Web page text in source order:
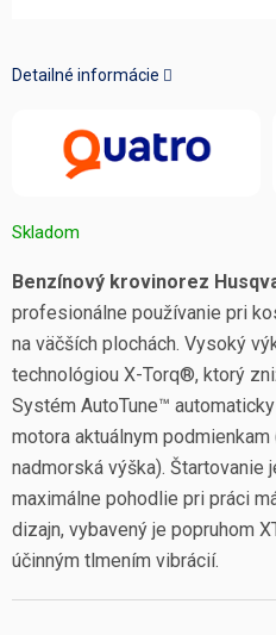
Skladom
Benzínový krovinorez
profesionálne používanie pri
na väčších plochách. Vysoký
technológiou X-Torq®, ktorý
Systém AutoTune™
motora aktuálnym
nadmorská výška). Štartovanie
maximálne pohodlie pri práci
dizajn, vybavený je popruhom
účinným tlmením vibrácií.
Detailné informácie